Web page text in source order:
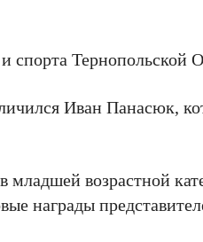
спорта Тернопольской
Иван Панасюк,
возрастной
награды